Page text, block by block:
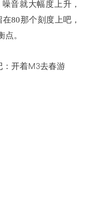
音就大幅度上升，
80那个刻度上吧，
。